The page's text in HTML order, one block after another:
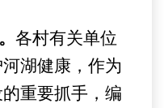
各村有关单位
湖健康，作为
重要抓手，编